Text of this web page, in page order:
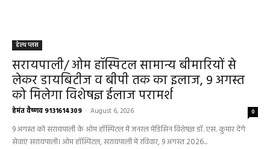
हेल्थ प्लस
सरायपाली/ ओम हॉस्पिटल सामान्य बीमारियों से
लेकर डायबिटीज व बीपी तक का इलाज, 9 अगस्त
को मिलेगा विशेषज्ञ ईलाज परामर्श
हेमंत वैष्णव 9131614309 - August 6, 2026 0
9 अगस्त को सरायपाली के ओम हॉस्पिटल में जनरल मेडिसिन विशेषज्ञ डॉ. एस. कुमार देंगे
सेवाएं सरायपाली। ओम हॉस्पिटल, सरायपाली में रविवार, 9 अगस्त 2026...